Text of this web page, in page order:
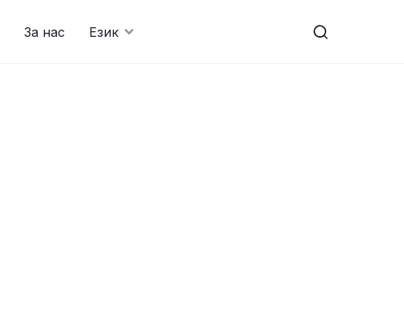
За нас Език